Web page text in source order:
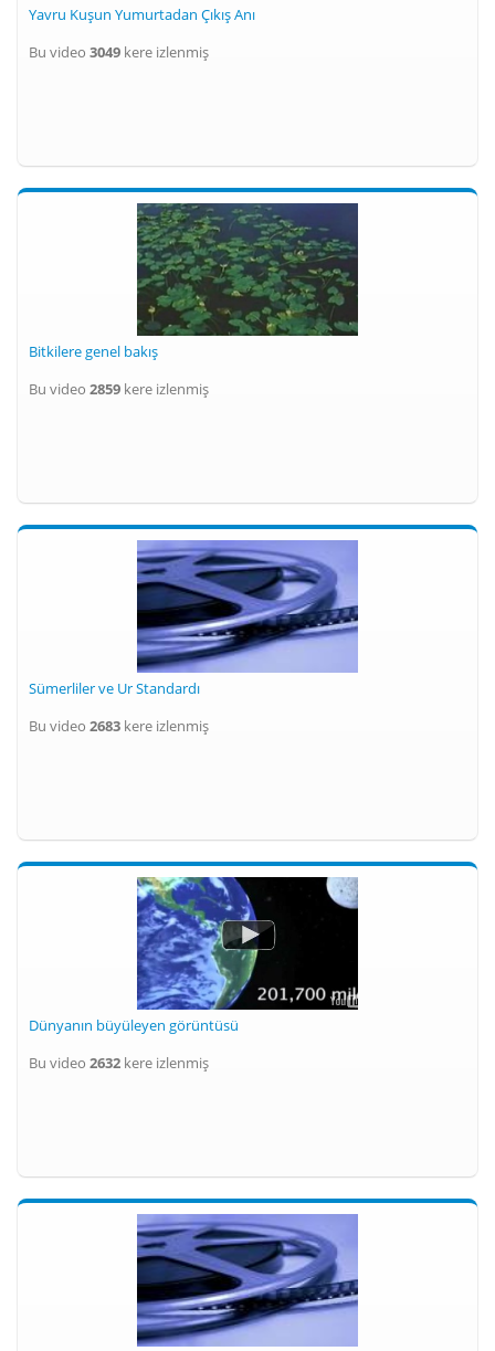
Yavru Kuşun Yumurtadan Çıkış Anı
Bu video 3049 kere izlenmiş
Bitkilere genel bakış
Bu video 2859 kere izlenmiş
Sümerliler ve Ur Standardı
Bu video 2683 kere izlenmiş
Dünyanın büyüleyen görüntüsü
Bu video 2632 kere izlenmiş